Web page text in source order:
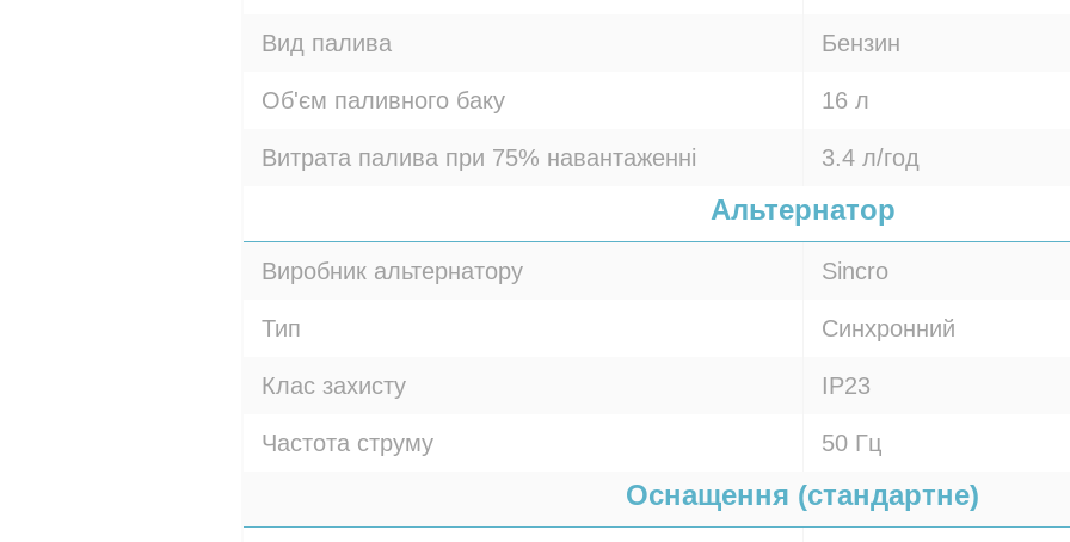
Вид палива Бензин
Об'єм паливного баку 16 л
Витрата палива при 75% навантаженні 3.4 л/год
Альтернатор
Виробник альтернатору Sincro
Тип Синхронний
Клас захисту IP23
Частота струму 50 Гц
Оснащення (стандартне)